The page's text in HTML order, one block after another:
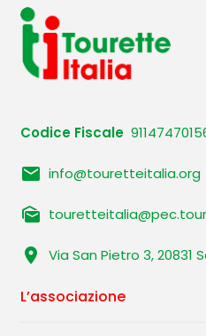
Codice Fiscale
email info@touretteitalia.org
mark_as_unread
location_on Via San Pietro 3, 20831
L’associazione